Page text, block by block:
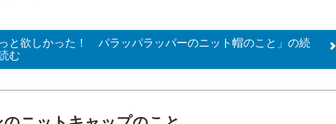
っと欲しかった！ パラッパラッパーのニット帽のこと」の続
む